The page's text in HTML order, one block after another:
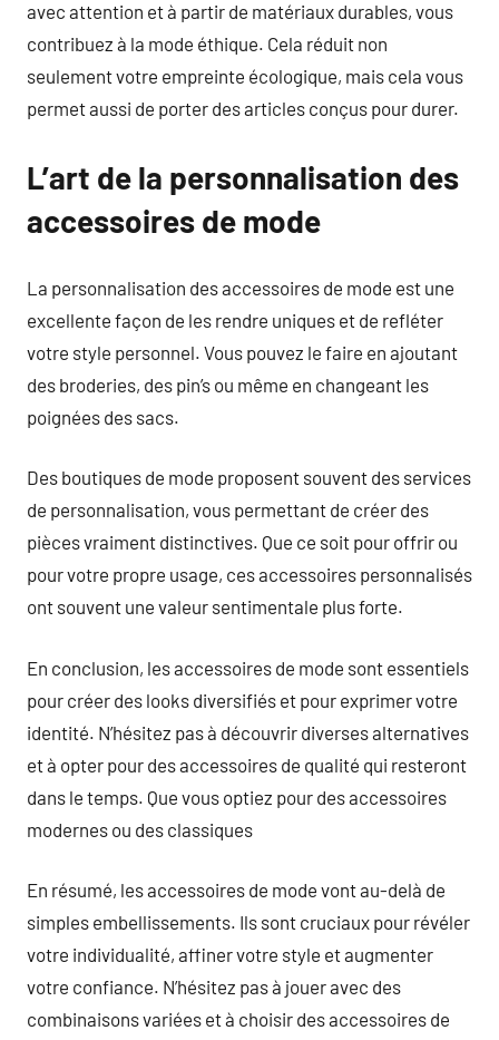
avec attention et à partir de matériaux durables, vous
contribuez à la mode éthique. Cela réduit non
seulement votre empreinte écologique, mais cela vous
permet aussi de porter des articles conçus pour durer.
L’art de la personnalisation des
accessoires de mode
La personnalisation des accessoires de mode est une
excellente façon de les rendre uniques et de refléter
votre style personnel. Vous pouvez le faire en ajoutant
des broderies, des pin’s ou même en changeant les
poignées des sacs.
Des boutiques de mode proposent souvent des services
de personnalisation, vous permettant de créer des
pièces vraiment distinctives. Que ce soit pour offrir ou
pour votre propre usage, ces accessoires personnalisés
ont souvent une valeur sentimentale plus forte.
En conclusion, les accessoires de mode sont essentiels
pour créer des looks diversifiés et pour exprimer votre
identité. N’hésitez pas à découvrir diverses alternatives
et à opter pour des accessoires de qualité qui resteront
dans le temps. Que vous optiez pour des accessoires
modernes ou des classiques
En résumé, les accessoires de mode vont au-delà de
simples embellissements. Ils sont cruciaux pour révéler
votre individualité, affiner votre style et augmenter
votre confiance. N’hésitez pas à jouer avec des
combinaisons variées et à choisir des accessoires de